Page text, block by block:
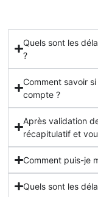
Quels sont les
?
Comment savoir
compte ?
Après validation
récapitulatif et
Comment puis-je
Quels sont les